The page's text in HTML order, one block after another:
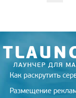
Как раскрутить
Размещение